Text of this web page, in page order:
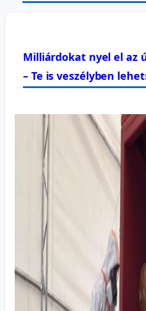
Milliárdokat nyel el az
– Te is veszélyben